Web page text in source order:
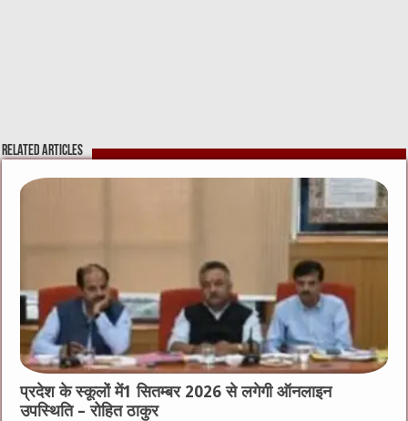
Related Articles
प्रदेश के स्कूलों में1 सितम्बर 2026 से लगेगी ऑनलाइन
उपस्थिति – रोहित ठाकुर